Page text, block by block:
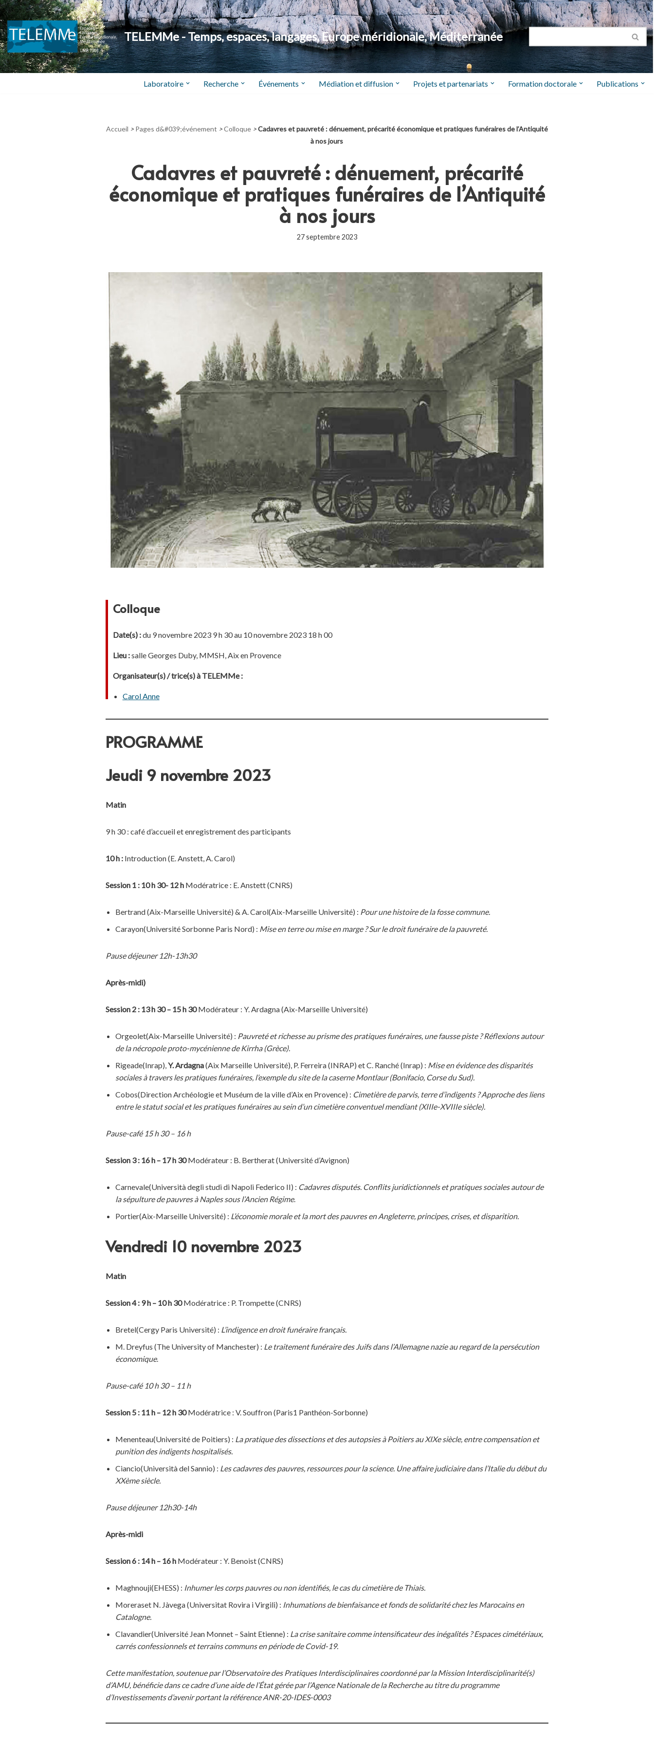
Aller
au
contenu
TELEMMe - Temps, espaces, langages, Europe méridionale, Méditerranée
Laboratoire Recherche Événements Médiation et diffusion Projets et partenariats Formation doctorale Publications
Accueil > Pages d&#039;événement >Colloque >Cadavres et pauvreté : dénuement, précarité économique et pratiques funéraires de l’Antiquité
à nos jours
Cadavres et pauvreté : dénuement, précarité
économique et pratiques funéraires de l’Antiquité
à nos jours
27 septembre 2023
Colloque
Date(s) :du 9 novembre 2023 9 h 30 au 10 novembre 2023 18 h 00
Lieu :salle Georges Duby, MMSH, Aix en Provence
Organisateur(s) / trice(s) à TELEMMe :
Carol Anne
PROGRAMME
Jeudi 9 novembre2023
Matin
9 h 30 : café d’accueil et enregistrement des participants
10 h :Introduction (E. Anstett, A. Carol)
Session 1 : 10 h 30- 12 h Modératrice : E. Anstett (CNRS)
Bertrand (Aix-Marseille Université) & A. Carol(Aix-Marseille Université) : Pour une histoire de la fosse commune.
Carayon(Université Sorbonne Paris Nord) : Mise en terre ou mise en marge ? Sur le droit funéraire de la pauvreté.
Pause déjeuner 12h-13h30
Après-midi)
Session 2 : 13 h 30 – 15 h 30Modérateur : Y. Ardagna (Aix-Marseille Université)
Orgeolet(Aix-Marseille Université) : Pauvreté et richesse au prisme des pratiques funéraires, une fausse piste ? Réflexions autour
de la nécropole proto-mycénienne de Kirrha (Grèce).
Rigeade(Inrap),Y. Ardagna(Aix Marseille Université), P. Ferreira (INRAP) et C. Ranché (Inrap) : Mise en évidence des disparités
sociales à travers les pratiques funéraires, l’exemple du site de la caserne Montlaur (Bonifacio, Corse du Sud).
Cobos(Direction Archéologie et Muséum de la ville d’Aix en Provence) : Cimetière de parvis, terre d’indigents ? Approche des liens
entre le statut social et les pratiques funéraires au sein d’un cimetière conventuel mendiant (XIIIe-XVIIIe siècle).
Pause-café 15 h 30 – 16 h
Session 3 : 16 h – 17 h 30Modérateur : B. Bertherat (Université d’Avignon)
Carnevale(Università degli studi di Napoli Federico II) : Cadavres disputés. Conflits juridictionnels et pratiques sociales autour de
la sépulture de pauvres à Naples sous l’Ancien Régime.
Portier(Aix-Marseille Université) : L’économie morale et la mort des pauvres en Angleterre, principes, crises, et disparition.
Vendredi 10 novembre 2023
Matin
Session 4 : 9 h – 10 h 30Modératrice : P. Trompette (CNRS)
Bretel(Cergy Paris Université) : L’indigence en droit funéraire français.
M. Dreyfus (The University of Manchester) : Le traitement funéraire des Juifs dans l’Allemagne nazie au regard de la persécution
économique.
Pause-café 10 h 30 – 11 h
Session 5 : 11 h – 12 h 30Modératrice : V. Souffron (Paris1 Panthéon-Sorbonne)
Menenteau(Université de Poitiers) : La pratique des dissections et des autopsies à Poitiers au XIXe siècle, entre compensation et
punition des indigents hospitalisés.
Ciancio(Università del Sannio) : Les cadavres des pauvres, ressources pour la science. Une affairejudiciaire dans l’Italie du début du
XXème siècle.
Pause déjeuner 12h30-14h
Après-midi
Session 6 : 14 h – 16 h Modérateur : Y. Benoist (CNRS)
Maghnouji(EHESS) : Inhumer les corps pauvres ou non identifiés, le cas du cimetière de Thiais.
Moreraset N. Jàvega (Universitat Rovira i Virgili) : Inhumations de bienfaisance et fonds de solidarité chez les Marocains en
Catalogne.
Clavandier(Université Jean Monnet – Saint Etienne) : La crise sanitaire comme intensificateur des inégalités ? Espaces cimétériaux,
carrés confessionnels et terrains communs en période de Covid-19.
Cette manifestation, soutenue par l’Observatoire des Pratiques Interdisciplinaires coordonné par la Mission Interdisciplinarité(s)
d’AMU, bénéficie dans ce cadre d’une aide de l’État gérée par l’Agence Nationale de la Recherche au titre du programme
d’Investissements d’avenir portant la référence ANR-20-IDES-0003